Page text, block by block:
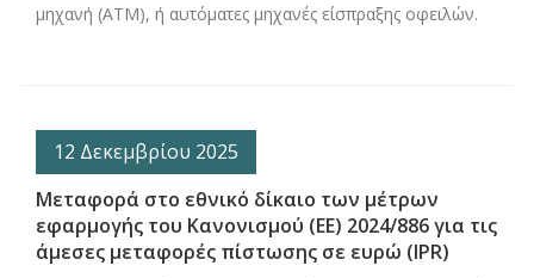
μηχανή (ΑΤΜ), ή αυτόματες μηχανές είσπραξης οφειλών.
12 Δεκεμβρίου 2025
Μεταφορά στο εθνικό δίκαιο των μέτρων
εφαρμογής του Κανονισμού (ΕΕ) 2024/886 για τις
άμεσες μεταφορές πίστωσης σε ευρώ (IPR)